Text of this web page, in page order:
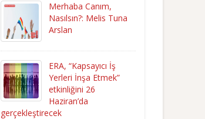
Merhaba Canım,
Nasılsın?: Melis Tuna
Arslan
ERA, “Kapsayıcı İş
Yerleri İnşa Etmek”
etkinliğini 26
Haziran’da
gerçekleştirecek